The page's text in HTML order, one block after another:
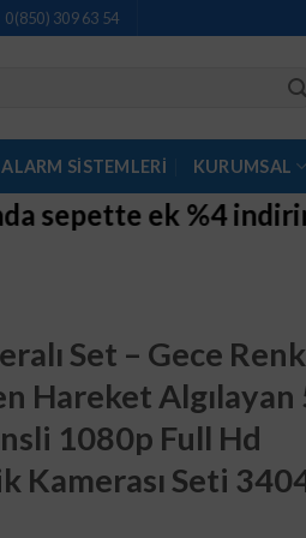
0(850) 309 63 54
ALARM SISTEMLERI KURUMSAL
indirim 2000₺
Set – Gece
Hareket Algılayan
1080p Full Hd
Kamerası Seti